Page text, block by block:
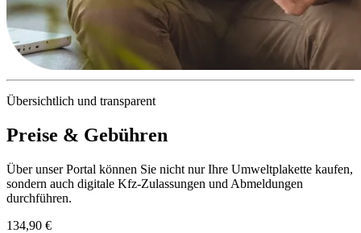
Übersichtlich und transparent
Preise & Gebühren
Über unser Portal können Sie nicht nur Ihre Umweltplakette kaufen,
sondern auch digitale Kfz-Zulassungen und Abmeldungen
durchführen.
134,90 €